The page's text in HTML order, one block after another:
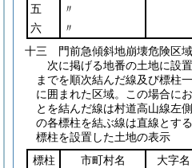
五 〃
六
〃
十三 門前急傾斜地崩壊危険区域
次に掲げる地番の土地に設
までを順次結んだ線及び標柱
に囲まれた区域。この場合に
とを結んだ線は村道高山線左
の各標柱を結ぶ線は直線とする
標柱を設置した土地の表示
標柱
市町村名 大字名